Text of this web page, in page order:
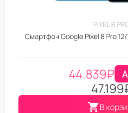
PIXEL 8
Смартфон Google Pixel 8 Pro
44.839₽
47.199
В